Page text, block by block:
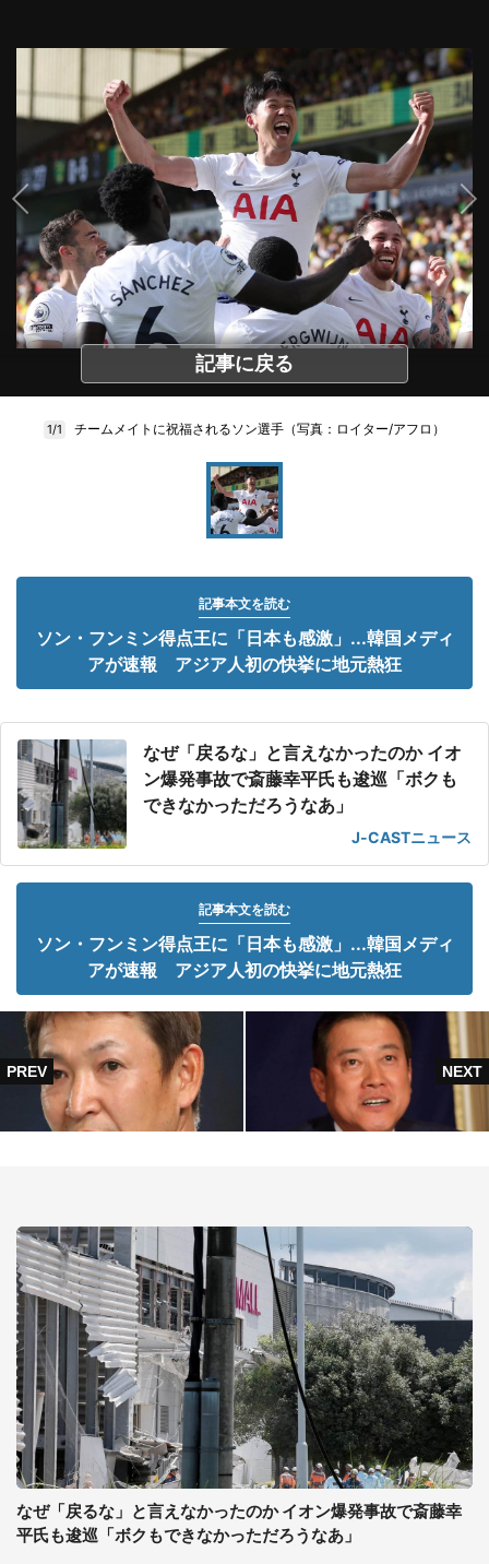
記事に戻る
1/1 チームメイトに祝福されるソン選手（写真：ロイター/アフロ）
記事本文を読む
ソン・フンミン得点王に「日本も感激」...韓国メディ
アが速報 アジア人初の快挙に地元熱狂
なぜ「戻るな」と言えなかったのか イオ
ン爆発事故で斎藤幸平氏も逡巡「ボクも
できなかっただろうなあ」
J-CASTニュース
記事本文を読む
ソン・フンミン得点王に「日本も感激」...韓国メディ
アが速報 アジア人初の快挙に地元熱狂
なぜ「戻るな」と言えなかったのか イオン爆発事故で斎藤幸
平氏も逡巡「ボクもできなかっただろうなあ」